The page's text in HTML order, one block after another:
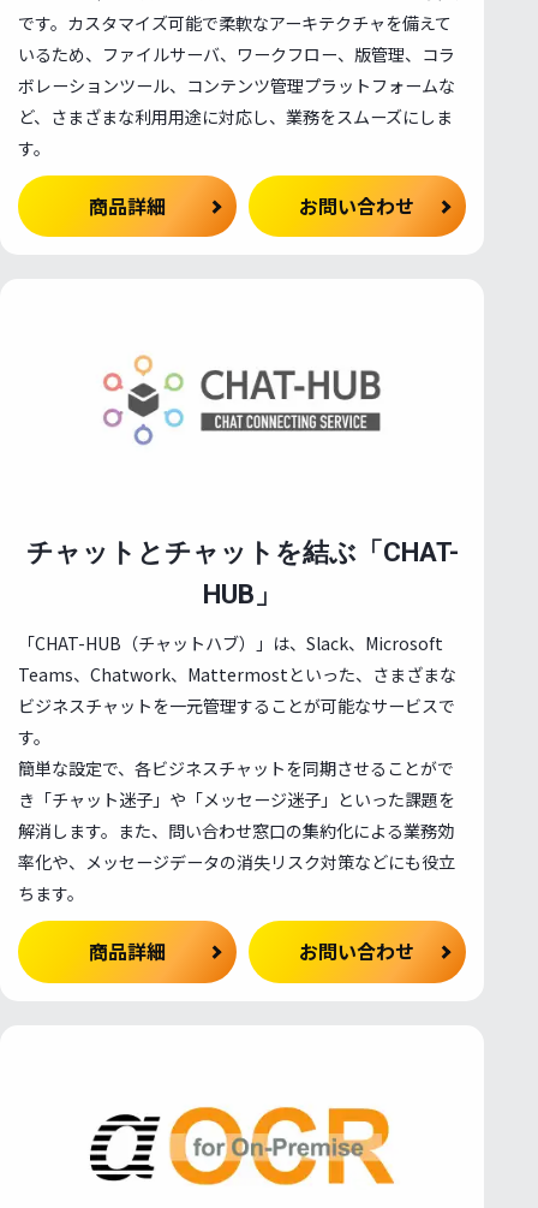
です。カスタマイズ可能で柔軟なアーキテクチャを備えて
いるため、ファイルサーバ、ワークフロー、版管理、コラ
ボレーションツール、コンテンツ管理プラットフォームな
ど、さまざまな利用用途に対応し、業務をスムーズにしま
す。
商品詳細 お問い合わせ
チャットとチャットを結ぶ「CHAT-
HUB」
「CHAT-HUB（チャットハブ）」は、Slack、Microsoft
Teams、Chatwork、Mattermostといった、さまざまな
ビジネスチャットを一元管理することが可能なサービスで
す。
簡単な設定で、各ビジネスチャットを同期させることがで
き「チャット迷子」や「メッセージ迷子」といった課題を
解消します。また、問い合わせ窓口の集約化による業務効
率化や、メッセージデータの消失リスク対策などにも役立
ちます。
商品詳細 お問い合わせ